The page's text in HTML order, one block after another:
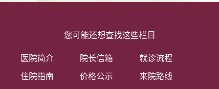
您可能还想查找这些栏目
医院简介 院长信箱
就诊流程
住院指南
价格公示
来院路线